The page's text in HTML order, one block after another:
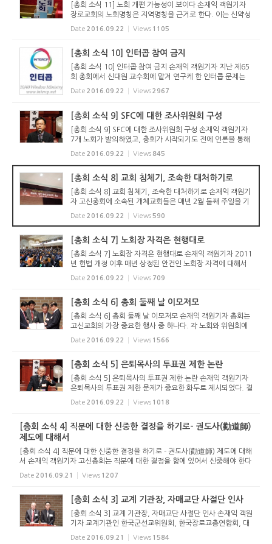
[총회 소식 11] 노회 개편 가능성이 보이다 손재익 객원기자
장로교회의 노회명칭은 지역명칭을 근거로 한다. 이는 신약성
경에서 ‘고린도에 있는 교회(들)’, ‘에베소에 있는 교회(들)’ 등
과 같이 지역의 이름으로 교회(노회) 명칭을 ...
Date 2016.09.22 Views 1105
[총회 소식 10] 인터콥 참여 금지
[총회 소식 10] 인터콥 참여 금지 손재익 객원기자 지난 제65
회 총회에서 신대원 교수회에 맡겨 연구케 한 인터콥 문제는
셋째 날(22일 목) 저녁 본회에서 다음과 같이 결정하였다. 1)
인터콥 선교단체를 불건전 단체로 규정하며, 2) 인터콥의 신학
Date 2016.09.22 Views2967
[총회 소식 9] SFC에 대한 조사위원회 구성
[총회 소식 9] SFC에 대한 조사위원회 구성 손재익 객원기자
7개 노회가 발의하였고, 총회가 시작되기도 전에 언론을 통해
논란이 있었던 SFC와 관련된 문제에 대해서는 SFC 지도위원
회가 임원회와 함께 조사위원회를 구성하는 것으로 일단락되
었다. 본회에 ...
Date 2016.09.22 Views 845
[총회 소식 8] 교회 침체기, 조속한 대처하기로
[총회 소식 8] 교회 침체기, 조속한 대처하기로 손재익 객원기
자 고신총회에 소속된 개체교회들은 매년 2월 둘째 주일을 기
준으로 교회의 상황을 노회에 보고한다. 각 노회에서 취합한
통계는 총회를 통해 보고된다. 이번 제66회 총회에 보고된 통
Date 2016.09.22 Views 590
[총회 소식 7] 노회장 자격은 현행대로
[총회 소식 7] 노회장 자격은 현행대로 손재익 객원기자 2011
년 헌법 개정 이후 매년 상정된 안건인 노회장 자격에 대해서
는 현행대로 하는 것이 상당수 총대의 의견임이 다시 한 번 확
인되었다. 헌법 교회정치 제11장 제130조 5항은 “노회장은
Date 2016.09.22 Views 709
[총회 소식 6] 총회 둘째 날 이모저모
[총회 소식 6] 총회 둘째 날 이모저모 손재익 객원기자 총회는
고신교회의 가장 중요한 행사 중 하나다. 각 노회와 위원회에
서 상정된 안건을 처리할 뿐 아니라 총회와 관련된 각종 크고
작은 행사들이 중간 중간 진행되고 있다. 총회 둘째 날(21일)
Date 2016.09.22 Views 1566
[총회 소식 5] 은퇴목사의 투표권 제한 논란
[총회 소식 5] 은퇴목사의 투표권 제한 논란 손재익 객원기자
은퇴목사의 투표권 제한 문제가 중요한 화두로 제시되었다. 결
과는 부결이지만 앞으로도 이 문제는 계속 논란이 될 전망이
다. 수도노회와 미래정책연구위원회가 발의한 이번 안건은 헌
Date 2016.09.22 Views 1018
[총회 소식 4] 직분에 대한 신중한 결정을 하기로- 권도사(勸道師)
제도에 대해서
[총회 소식 4] 직분에 대한 신중한 결정을 하기로 - 권도사(勸道師) 제도에 대해
서 손재익 객원기자 고신총회는 직분에 대한 결정을 함에 있어서 신중해야 한다
는데 의견을 모았다. 첫째 날 저녁 ‘유안건 보고’를 통해 다뤄진 ‘권도사 제도...
Date 2016.09.21 Views 1207
[총회 소식 3] 교계 기관장, 자매교단 사절단 인사
[총회 소식 3] 교계 기관장, 자매교단 사절단 인사 손재익 객원
기자 교계기관인 한국군선교위원회, 한국장로교총연합회, 대
한성서공회, CTS의 대표와 고신총회와 자매 관계에 있는 대만
Date 2016.09.21 Views 1584